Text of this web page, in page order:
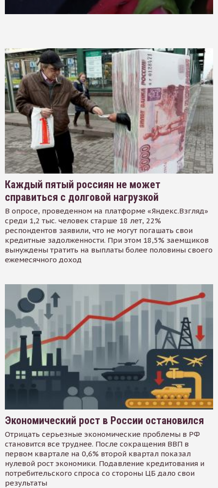
Каждый пятый россиян не может
справиться с долговой нагрузкой
В опросе, проведенном на платформе «Яндекс.Взгляд»
среди 1,2 тыс. человек старше 18 лет, 22%
респондентов заявили, что не могут погашать свои
кредитные задолженности. При этом 18,5% заемщиков
вынуждены тратить на выплаты более половины своего
ежемесячного доход
Экономический рост в России остановился
Отрицать серьезные экономические проблемы в РФ
становится все труднее. После сокращения ВВП в
первом квартале на 0,6% второй квартал показал
нулевой рост экономики. Подавление кредитования и
потребительского спроса со стороны ЦБ дало свои
результаты